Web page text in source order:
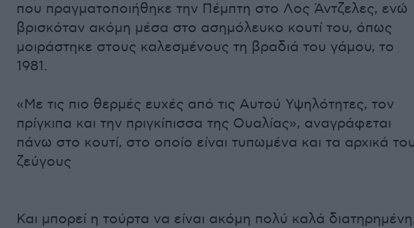
που πραγματοποιήθηκε την Πέμπτη στο Λος Άντζελες, ενώ
βρισκόταν ακόμη μέσα στο ασημόλευκο κουτί του, όπως
μοιράστηκε στους καλεσμένους τη βραδιά του γάμου, το
1981.
«Με τις πιο θερμές ευχές από τις Αυτού Υψηλότητες, τον
πρίγκιπα και την πριγκίπισσα της Ουαλίας», αναγράφεται
πάνω στο κουτί, στο οποίο είναι τυπωμένα και τα αρχικά
ζεύγους
Και μπορεί η τούρτα να είναι ακόμη πολύ καλά